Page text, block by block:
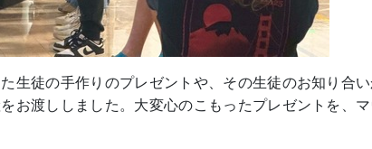
生徒の手作りのプレゼントや、その生徒のお知り合
お渡ししました。大変心のこもったプレゼントを、